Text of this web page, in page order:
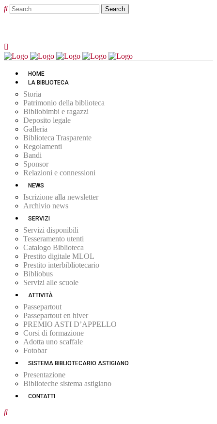
HOME
LA BIBLIOTECA
Storia
Patrimonio della biblioteca
Bibliobimbi e ragazzi
Deposito legale
Galleria
Biblioteca Trasparente
Regolamenti
Bandi
Sponsor
Relazioni e connessioni
NEWS
Iscrizione alla newsletter
Archivio news
SERVIZI
Servizi disponibili
Tesseramento utenti
Catalogo Biblioteca
Prestito digitale MLOL
Prestito interbibliotecario
Bibliobus
Servizi alle scuole
ATTIVITÀ
Passepartout
Passepartout en hiver
PREMIO ASTI D’APPELLO
Corsi di formazione
Adotta uno scaffale
Fotobar
SISTEMA BIBLIOTECARIO ASTIGIANO
Presentazione
Biblioteche sistema astigiano
CONTATTI